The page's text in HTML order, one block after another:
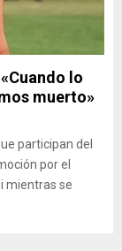
lo
muerto»
participan del
por el
mientras se